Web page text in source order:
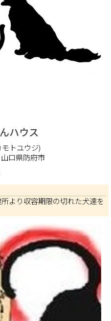
ハウス
トユウジ)
口県防府市
より収容期限の切れた犬達を